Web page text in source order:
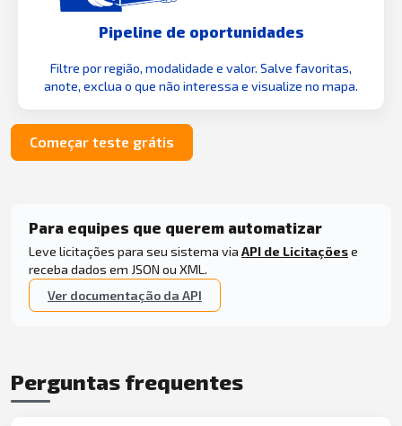
Pipeline de oportunidades
Filtre por região, modalidade e valor. Salve favoritas,
anote, exclua o que não interessa e visualize no mapa.
Começar teste grátis
Para equipes que querem automatizar
Leve licitações para seu sistema via API de Licitaçõese
receba dados em JSON ou XML.
Ver documentação da API
Perguntas frequentes